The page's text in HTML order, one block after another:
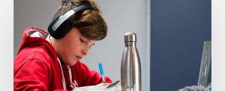
GenAI:
Assessments
in
the